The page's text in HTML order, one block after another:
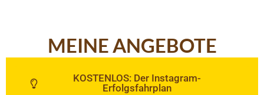
MEINE ANGEBOTE
KOSTENLOS: Der Instagram-
Erfolgsfahrplan